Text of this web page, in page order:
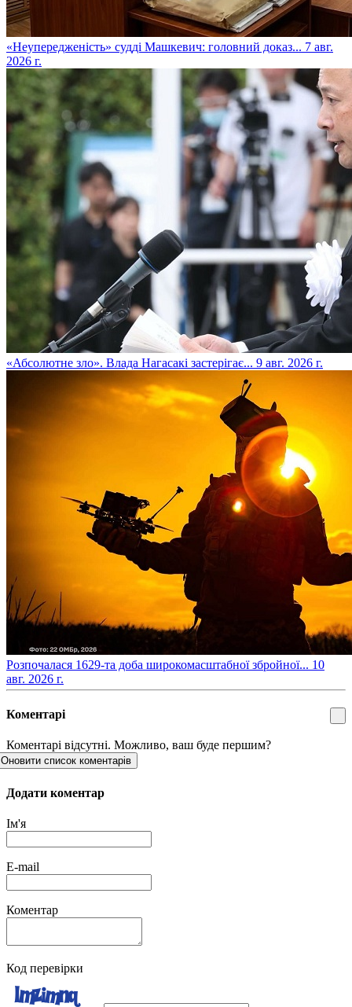
​«Неупередженість» судді Машкевич: головний доказ... 7 авг.
2026 г.
​«Абсолютне зло». Влада Нагасакі застерігає... 9 авг. 2026 г.
​Розпочалася 1629-та доба широкомасштабної збройної... 10
авг. 2026 г.
Коментарі
Коментарі відсутні. Можливо, ваш буде першим?
Оновити список коментарів
Додати коментар
Ім'я
E-mail
Коментар
Код перевірки